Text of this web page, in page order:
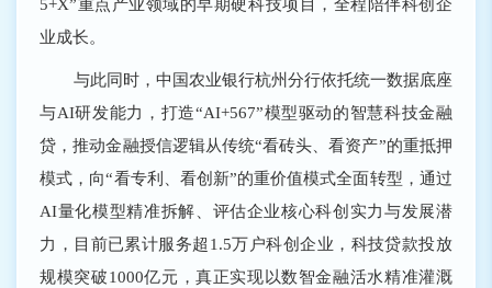
5+X”重点产业领域的早期硬科技项目，全程陪伴科创企
业成长。
与此同时，中国农业银行杭州分行依托统一数据底座
与AI研发能力，打造“AI+567”模型驱动的智慧科技金融
贷，推动金融授信逻辑从传统“看砖头、看资产”的重抵押
模式，向“看专利、看创新”的重价值模式全面转型，通过
AI量化模型精准拆解、评估企业核心科创实力与发展潜
力，目前已累计服务超1.5万户科创企业，科技贷款投放
规模突破1000亿元，真正实现以数智金融活水精准灌溉